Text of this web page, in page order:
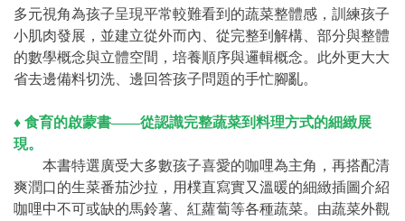
多元視角為孩子呈現平常較難看到的蔬菜整體感，訓練孩子
小肌肉發展，並建立從外而內、從完整到解構、部分與整體
的數學概念與立體空間，培養順序與邏輯概念。此外更大大
省去邊備料切洗、邊回答孩子問題的手忙腳亂。
♦ 食育的啟蒙書——從認識完整蔬菜到料理方式的細緻展
現。
本書特選廣受大多數孩子喜愛的咖哩為主角，再搭配清
爽潤口的生菜番茄沙拉，用樸直寫實又溫暖的細緻插圖介紹
咖哩中不可或缺的馬鈴薯、紅蘿蔔等各種蔬菜。由蔬菜外觀